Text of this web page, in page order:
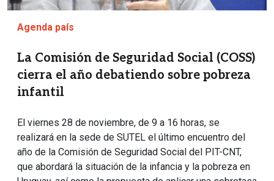
Agenda país
La Comisión de Seguridad Social (COSS)
cierra el año debatiendo sobre pobreza
infantil
El viernes 28 de noviembre, de 9 a 16 horas, se
realizará en la sede de SUTEL el último encuentro del
año de la Comisión de Seguridad Social del PIT-CNT,
que abordará la situación de la infancia y la pobreza en